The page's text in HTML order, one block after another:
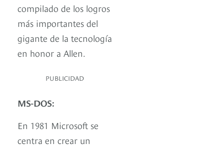
compilado de los logros
más importantes del
gigante de la tecnología
en honor a Allen.
PUBLICIDAD
MS-DOS:
En 1981 Microsoft se
centra en crear un